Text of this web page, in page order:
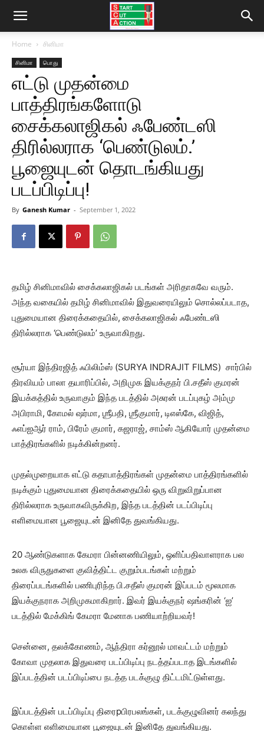
Home சினிமா
சினிமா பொது
எட்டு முதன்மை
பாத்திரங்களோடு
சைக்கலாஜிகல் ஃபேண்டஸி
திரில்லராக ‘பெண்டுலம்.’
பூஜையுடன் தொடங்கியது
படப்பிடிப்பு!
By Ganesh Kumar - September 1, 2022
தமிழ் சினிமாவில் சைக்கலாஜிகல் படங்கள் அரிதாகவே வரும்.
அந்த வகையில் தமிழ் சினிமாவில் இதுவரையிலும் சொல்லப்படாத,
புதுமையான திரைக்கதையில், சைக்கலாஜிகல் ஃபேண்டஸி
திரில்லராக ‘பெண்டுலம்’ உருவாகிறது.
சூர்யா இந்திரஜித் ஃபிலிம்ஸ் (SURYA INDRAJIT FILMS) சார்பில்
திரவியம் பாலா தயாரிப்பில், அறிமுக இயக்குநர் பி.சதீஸ் குமரன்
இயக்கத்தில் உருவாகும் இந்த படத்தில் அசுரன் படப்புகழ் அம்மு
அபிராமி, கோமல் ஷர்மா, ஶ்ரீபதி, ஶ்ரீகுமார், டிஎஸ்கே, விஜித்,
ஃஎப்ஐஆர் ராம், பிரேம் குமார், கஜராஜ், சாம்ஸ் ஆகியோர் முதன்மை
பாத்திரங்களில் நடிக்கின்றனர்.
முதல்முறையாக எட்டு கதாபாத்திரங்கள் முதன்மை பாத்திரங்களில்
நடிக்கும் புதுமையான திரைக்கதையில் ஒரு விறுவிறுப்பான
திரில்லராக உருவாகவிருக்கிற, இந்த படத்தின் படப்பிடிப்பு
எளிமையான பூஜையுடன் இனிதே துவங்கியது.
20 ஆண்டுகளாக கேமரா பின்னணியிலும், ஒளிப்பதிவாளராக பல
உலக விருதுகளை குவித்திட்ட குறும்படங்கள் மற்றும்
திரைப்படங்களில் பணிபுரிந்த பி.சதீஸ் குமரன் இப்படம் மூலமாக
இயக்குநராக அறிமுகமாகிறார். இவர் இயக்குநர் ஷங்கரின் ‘ஐ’
படத்தில் மேக்கிங் கேமரா மேனாக பணியாற்றியவர்!
சென்னை, தலக்கோணம், ஆந்திரா கர்னூல் மாவட்டம் மற்றும்
கோவா முதலாக இதுவரை படப்பிடிப்பு நடத்தப்படாத இடங்களில்
இப்படத்தின் படப்பிடிப்பை நடத்த படக்குழு திட்டமிட்டுள்ளது.
இப்படத்தின் படப்பிடிப்பு திரைpபிரபலங்கள், படக்குழுவினர் கலந்து
கொள்ள எளிமையான பூஜையுடன் இனிதே துவங்கியது.